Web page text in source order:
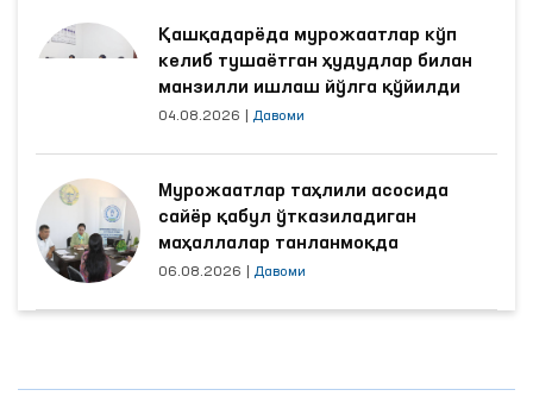
Қашқадарёда мурожаатлар кўп
келиб тушаётган ҳудудлар билан
манзилли ишлаш йўлга қўйилди
04.08.2026 Давоми
Мурожаатлар таҳлили асосида
сайёр қабул ўтказиладиган
маҳаллалар танланмоқда
06.08.2026 Давоми